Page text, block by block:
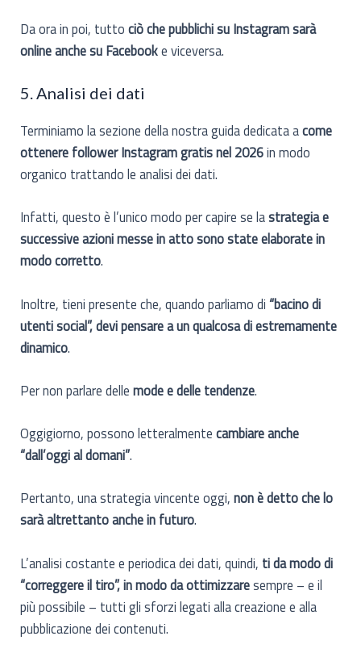
Da ora in poi, tuttociò che pubblichi su Instagram sarà
online anche su Facebooke viceversa.
5. Analisi dei dati
Terminiamo la sezione della nostra guida dedicata acome
ottenere follower Instagram gratis nel 2026in modo
organico trattando le analisi dei dati.
Infatti, questo è l’unico modo per capire se lastrategia e
successive azioni messe in atto sono state elaborate in
modo corretto.
Inoltre, tieni presente che, quando parliamo di“bacino di
utenti social”, devi pensare a un qualcosa di estremamente
dinamico.
Per non parlare dellemode e delle tendenze.
Oggigiorno, possono letteralmentecambiare anche
“dall’oggi al domani”.
Pertanto, una strategia vincente oggi,non è detto che lo
sarà altrettanto anche in futuro.
L’analisi costante e periodica dei dati, quindi, ti da modo di
“correggere il tiro”, in modo da ottimizzaresempre – e il
più possibile – tutti gli sforzi legati alla creazione e alla
pubblicazione dei contenuti.